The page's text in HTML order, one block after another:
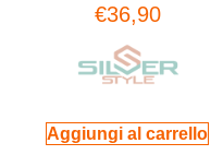
€36,90
Aggiungi al carrello